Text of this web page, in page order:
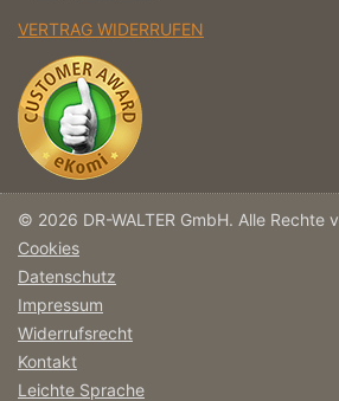
VERTRAG WIDERRUFEN
© 2026 DR-WALTER GmbH. Alle Rechte
Cookies
Datenschutz
Impressum
Widerrufsrecht
Kontakt
Leichte Sprache